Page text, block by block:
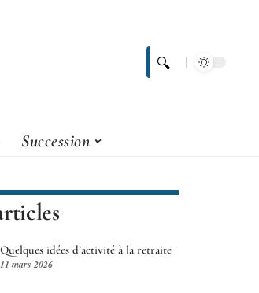
Succession
Quelques idées d’activité à la retraite
11 mars 2026